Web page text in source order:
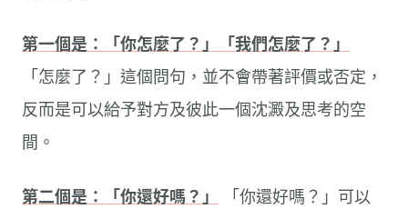
第一個是：「你怎麼了？」「我們怎麼了？」
「怎麼了？」這個問句，並不會帶著評價或否定，
反而是可以給予對方及彼此一個沈澱及思考的空
間。
第二個是：「你還好嗎？」
「你還好嗎？」可以